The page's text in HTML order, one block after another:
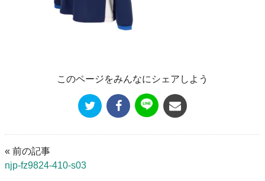
このページをみんなにシェアしよう
« 前の記事
njp-fz9824-410-s03